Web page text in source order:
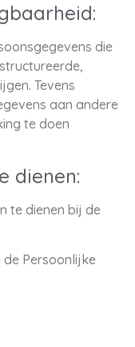
die
Tevens
aan andere
te doen
dienen:
te dienen bij de
de Persoonlijke